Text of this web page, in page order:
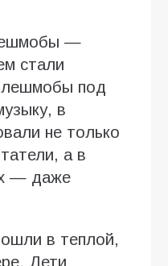
—
стали
под
в
не только
а в
— даже
в теплой,
Дети